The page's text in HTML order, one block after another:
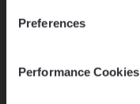
Preferences
Performance Cookies